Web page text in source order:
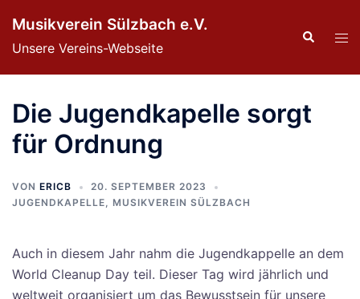
Inhalt
springen
Musikverein Sülzbach e.V.
Unsere Vereins-Webseite
Suche
Die Jugendkapelle sorgt
für Ordnung
VON ERICB
20. SEPTEMBER 2023
JUGENDKAPELLE, MUSIKVEREIN SÜLZBACH
Auch in diesem Jahr nahm die Jugendkappelle an dem
World Cleanup Day teil. Dieser Tag wird jährlich und
weltweit organisiert um das Bewusstsein für unsere